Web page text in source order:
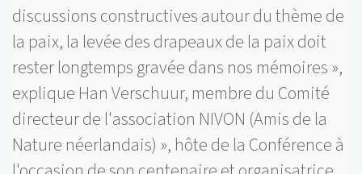
discussions constructives autour du thème de
la paix, la levée des drapeaux de la paix doit
rester longtemps gravée dans nos mémoires »,
explique Han Verschuur, membre du Comité
directeur de l'association NIVON (Amis de la
Nature néerlandais) », hôte de la Conférence à